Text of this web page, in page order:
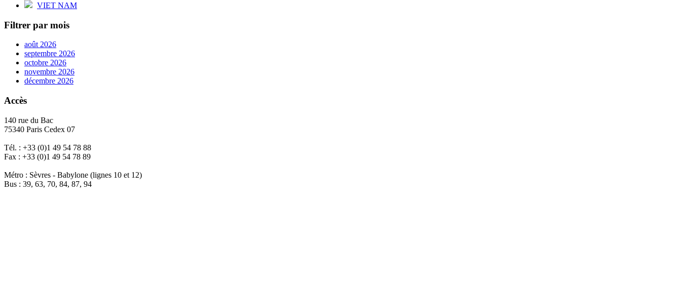
VIET NAM
Filtrer par mois
août 2026
septembre 2026
octobre 2026
novembre 2026
décembre 2026
Accès
140 rue du Bac
75340 Paris Cedex 07
Tél. : +33 (0)1 49 54 78 88
Fax : +33 (0)1 49 54 78 89
Métro : Sèvres - Babylone (lignes 10 et 12)
Bus : 39, 63, 70, 84, 87, 94